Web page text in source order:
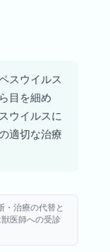
スウイルス
目を細め
ウイルスに
適切な治療
治療の代替と
医師への受診